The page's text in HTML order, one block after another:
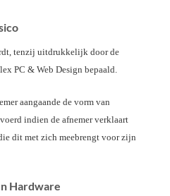
tenzij uitdrukkelijk door de
PC & Web Design bepaald.
aangaande de vorm van
indien de afnemer verklaart
dit met zich meebrengt voor zijn
Hardware